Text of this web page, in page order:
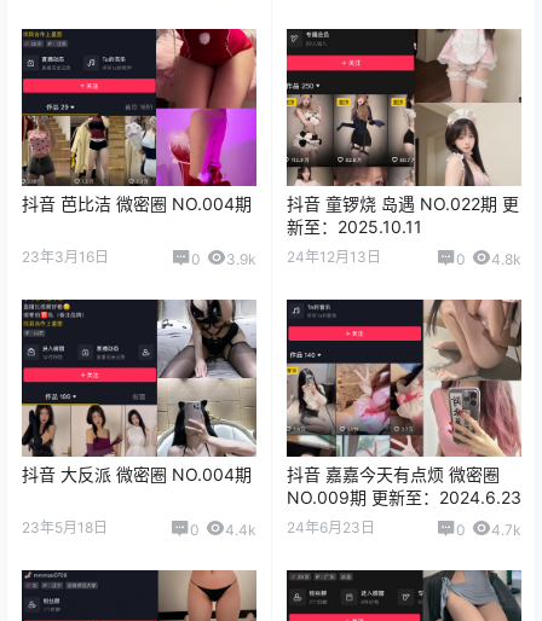
抖音 芭比洁 微密圈 NO.004期
23年3月16日 0 3.9k
抖音 童锣烧 岛遇 NO.022期 更
新至：2025.10.11
24年12月13日 0 4.8k
抖音 大反派 微密圈 NO.004期
23年5月18日 0 4.4k
抖音 嘉嘉今天有点烦 微密圈
NO.009期 更新至：2024.6.23
24年6月23日 0 4.7k